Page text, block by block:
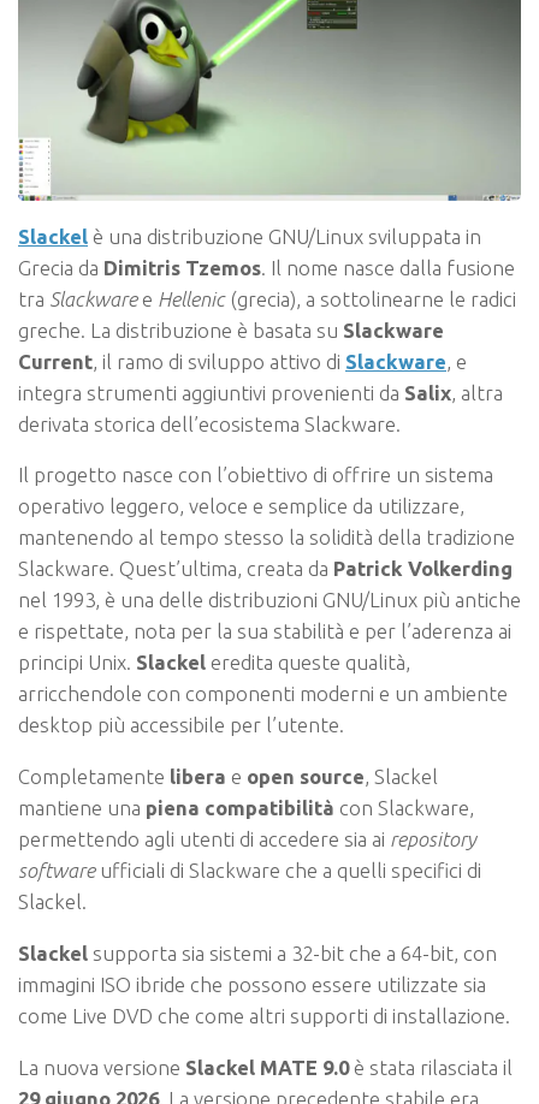
Slackel è una distribuzione GNU/Linux sviluppata in
Grecia da Dimitris Tzemos . Il nome nasce dalla fusione
tra Slackwaree Hellenic(grecia), a sottolinearne le radici
greche. La distribuzione è basata su Slackware
Current , il ramo di sviluppo attivo di Slackware , e
integra strumenti aggiuntivi provenienti da Salix , altra
derivata storica dell’ecosistema Slackware.
Il progetto nasce con l’obiettivo di offrire un sistema
operativo leggero, veloce e semplice da utilizzare,
mantenendo al tempo stesso la solidità della tradizione
Slackware. Quest’ultima, creata da Patrick Volkerding
nel 1993, è una delle distribuzioni GNU/Linux più antiche
e rispettate, nota per la sua stabilità e per l’aderenza ai
principi Unix. Slackel eredita queste qualità,
arricchendole con componenti moderni e un ambiente
desktop più accessibile per l’utente.
Completamente libera e open source, Slackel
mantiene una piena compatibilità con Slackware,
permettendo agli utenti di accedere sia ai repository
softwareufficiali di Slackware che a quelli specifici di
Slackel.
Slackel supporta sia sistemi a 32-bit che a 64-bit, con
immagini ISO ibride che possono essere utilizzate sia
come Live DVD che come altri supporti di installazione.
La nuova versione Slackel MATE 9.0è stata rilasciata il
29 giugno 2026. La versione precedente stabile era